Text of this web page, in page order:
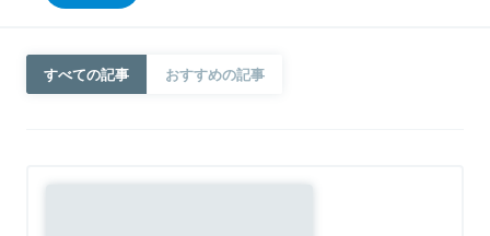
すべての記事 おすすめの記事